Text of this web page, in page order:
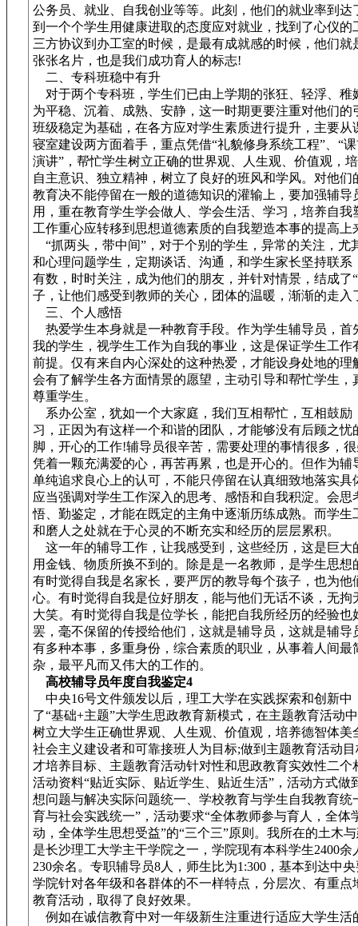
公务员、就业、自我创业等等。此刻，他们的就业率到达
到一个个学生用健康进取的态度应对就业，找到了心仪的
三方协议到办工室的时候，是最有成就感的时候，他们就
张张名片，也是我们成功育人的标志!
二、专科班稳中有升
对于两个专科班，学生们已由上学期的张狂、轻浮、稚
为平稳、沉着、成熟、安静，这一时期更要注重对他们的
班级稳定为基础，在各方应对学生素质进行提升，主要从
寝室建设两方面着手，重点凭借“礼貌修身系统工程”、“
演讲”，帮忙学生树立正确的世界观、人生观、价值观，
自主意识、独立精神，树立了良好的班风和学风。对他们
教育决不能停留在一般的道德知识的灌输上，要加强辅导
用，重在教育学生学会做人、学会生活、学习，培养自我
工作重心应转移到思想道德素质的自我塑造本事的提高上
“抓两头，带中间”，对于个别的学生，异常的关注，尤
和心理问题学生，定期谈话、沟通，和学生家长坚持联系
有数，时时关注，成为他们的朋友，并针对情景，结成了
子，让他们感受到教师的关心，团体的温暖，渐渐的走入
三、个人感悟
热爱学生本身就是一种教育手段。作为学生辅导员，首
我的学生，视学生工作为自我的事业，这是保证学生工作
前提。仅有来自内心深处的这种热爱，才能设身处地的理
会有了解学生各方面情景的愿望，主动引导和帮忙学生，
尊重学生。
系办公室，犹如一个大家庭，我们互相帮忙，互相鼓励
习，正因为有这样一个和谐的团队，才能够没有后顾之忧
脚，开心的工作!辅导员很辛苦，需要处理的事情很多，
凭着一颗充满爱的心，再苦再累，也是开心的。但作为辅
单纯追求良心上的认可，不能只停留在认真细致地落实具
应当强调对学生工作深入的思考、感悟和自我积淀。会思
悟、勤鉴定，才能在既定的主角中逐渐历练成熟。而学生
和磨人之处就在于心灵的不断充实和经历的层层累积。
这一年的辅导工作，让我感受到，这些经历，这是巨大
用金钱、物质所换不到的。除是是一名教师，是学生思想
有时觉得自我是名家长，要严厉的教导每个孩子，也为他
心。有时觉得自我是位好朋友，能与他们无话不谈，无拘
大笑。有时觉得自我是位学长，能把自我所经历的经验也
罢，毫不保留的传授给他们，这就是辅导员，这就是辅导
有多种本事，多重身份，综合素质的职业，从事着人间最
杂，最平凡而又伟大的工作的。
高校辅导员年度自我鉴定4
中央16号文件颁发以后，理工大学在实践探索和创新中
了“基础+主题”大学生思政教育新模式，在主题教育活动
树立大学生正确世界观、人生观、价值观，培养德智体美
社会主义建设者和可靠接班人为目标;做到主题教育活动
才培养目标、主题教育活动针对性和思政教育实效性二个
活动资料“贴近实际、贴近学生、贴近生活”，活动方式做
想问题与解决实际问题统一、学校教育与学生自我教育统
育与社会实践统一”，活动要求“全体教师参与育人，全体
动，全体学生思想受益”的“三个三”原则。我所在的土木
是长沙理工大学主干学院之一，学院现有本科学生2400余
230余名。专职辅导员8人，师生比为1:300，基本到达中
学院针对各年级和各群体的不一样特点，分层次、有重点
教育活动，取得了良好效果。
例如在诚信教育中对一年级新生注重进行适应大学生活